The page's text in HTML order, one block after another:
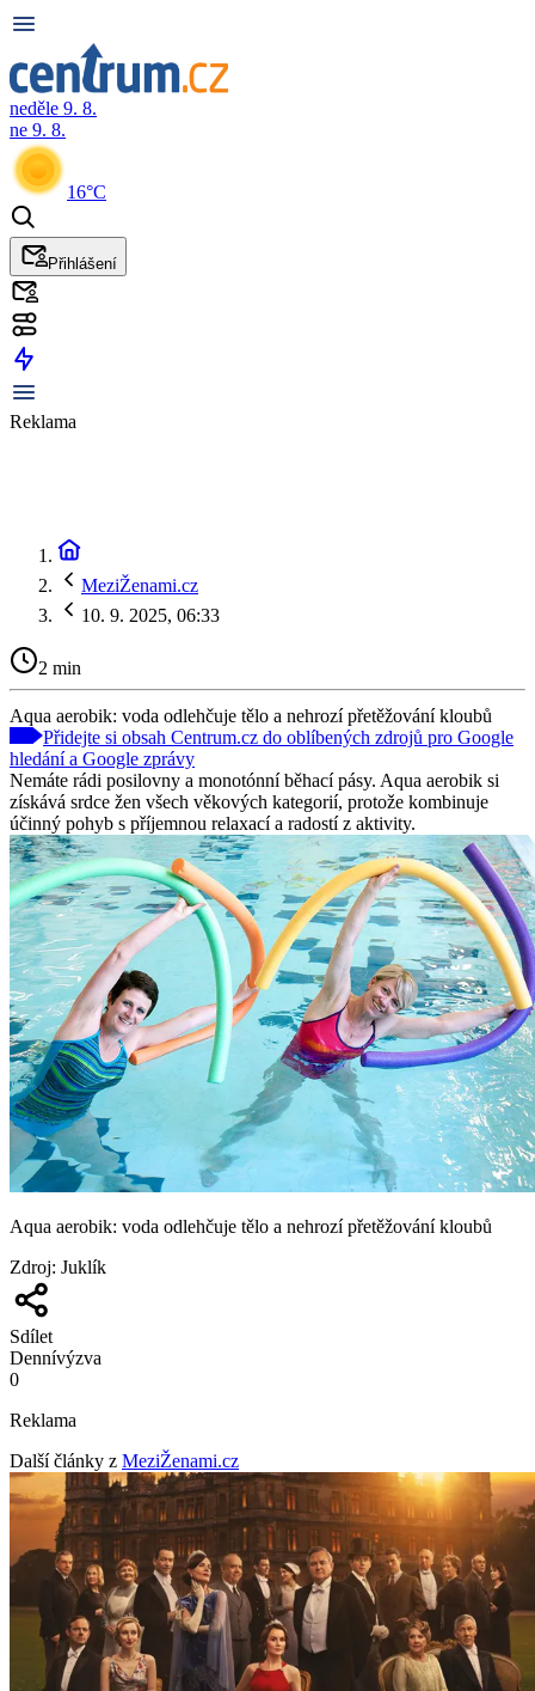
neděle 9. 8.
ne 9. 8.
16°C
Přihlášení
Reklama
MeziŽenami.cz
10. 9. 2025, 06:33
2 min
Aqua aerobik: voda odlehčuje tělo a nehrozí přetěžování kloubů
Přidejte si obsah Centrum.cz do oblíbených zdrojů pro Google
hledání a Google zprávy
Nemáte rádi posilovny a monotónní běhací pásy. Aqua aerobik si
získává srdce žen všech věkových kategorií, protože kombinuje
účinný pohyb s příjemnou relaxací a radostí z aktivity.
Aqua aerobik: voda odlehčuje tělo a nehrozí přetěžování kloubů
Zdroj: Juklík
Sdílet
Dennívýzva
0
Reklama
Další články z MeziŽenami.cz